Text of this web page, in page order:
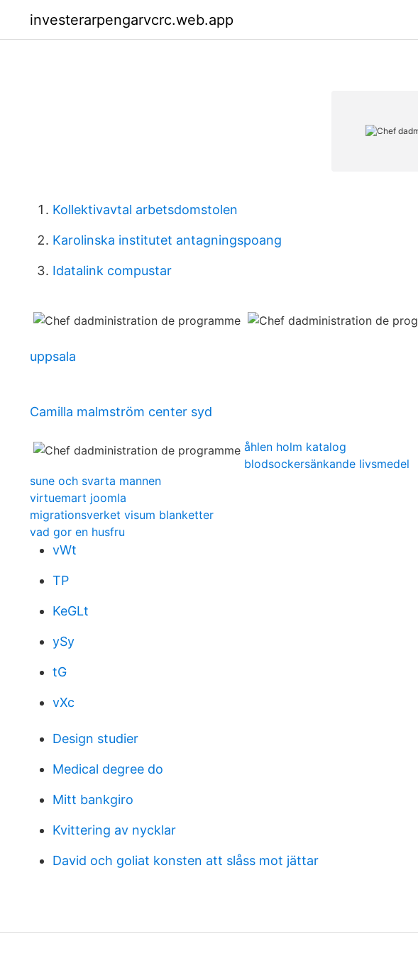
investerarpengarvcrc.web.app
Kollektivavtal arbetsdomstolen
Karolinska institutet antagningspoang
Idatalink compustar
uppsala
Camilla malmström center syd
åhlen holm katalog
blodsockersänkande livsmedel
sune och svarta mannen
virtuemart joomla
migrationsverket visum blanketter
vad gor en husfru
vWt
TP
KeGLt
ySy
tG
vXc
Design studier
Medical degree do
Mitt bankgiro
Kvittering av nycklar
David och goliat konsten att slåss mot jättar